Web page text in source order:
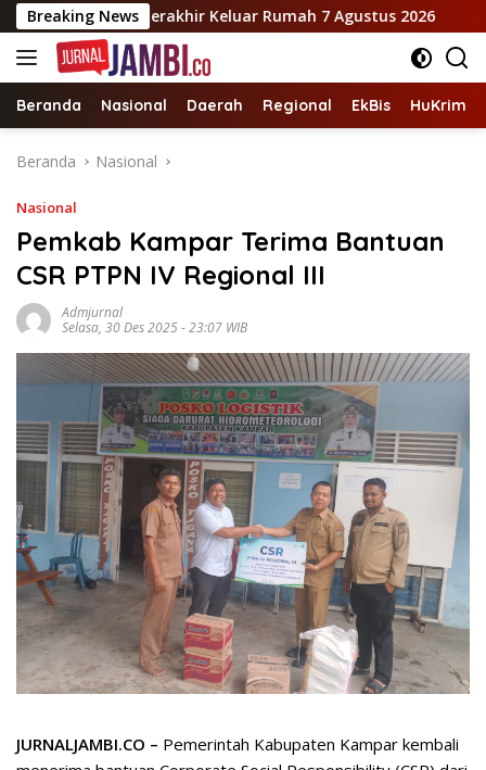
Langsung
ke
konten
Breaking News
Hilang, Terakhir Keluar Rumah 7 Agustus 2026
Beranda Nasional Daerah Regional EkBis HuKrim
Beranda Nasional
Nasional
Pemkab Kampar Terima Bantuan
CSR PTPN IV Regional III
Admjurnal
Selasa, 30 Des 2025 - 23:07 WIB
JURNALJAMBI.CO – Pemerintah Kabupaten Kampar kembali